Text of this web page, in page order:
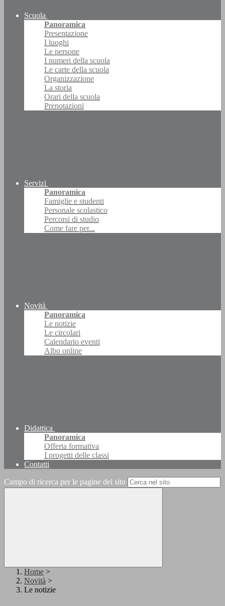
Scuola
Panoramica
Presentazione
I luoghi
Le persone
I numeri della scuola
Le carte della scuola
Organizzazione
La storia
Orari della scuola
Prenotazioni
Servizi
Panoramica
Famiglie e studenti
Personale scolastico
Percorsi di studio
Come fare per...
Novità
Panoramica
Le notizie
Le circolari
Calendario eventi
Albo online
Didattica
Panoramica
Offerta formativa
I progetti delle classi
Contatti
Campo di ricerca per le pagine del sito
Home >
Novità >
Le notizie